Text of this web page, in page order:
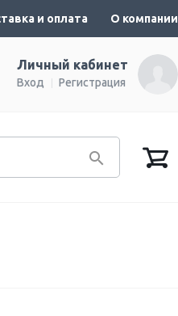
и оплата О компании
Личный кабинет
Вход Регистрация